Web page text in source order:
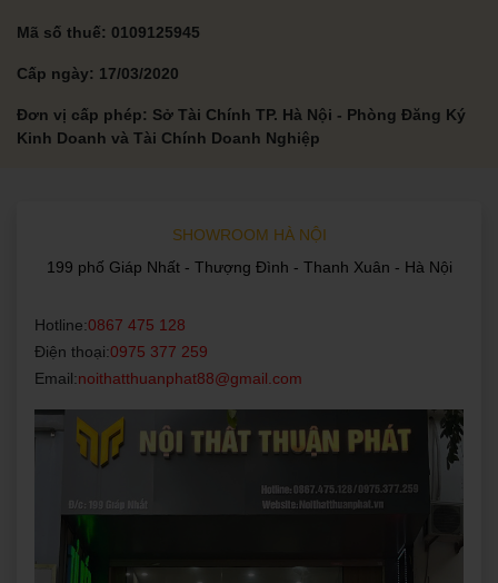
Mã số thuế: 0109125945
Cấp ngày: 17/03/2020
Đơn vị cấp phép: Sở Tài Chính TP. Hà Nội - Phòng Đăng Ký
Kinh Doanh và Tài Chính Doanh Nghiệp
SHOWROOM HÀ NỘI
199 phố Giáp Nhất - Thượng Đình - Thanh Xuân - Hà Nội
Hotline:0867 475 128
Điện thoại:0975 377 259
Email:noithatthuanphat88@gmail.com